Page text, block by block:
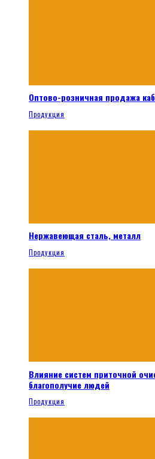
Оптово-розничная продажа
Продукция
Нержавеющая сталь, металл
Продукция
Влияние систем приточной
благополучие людей
Продукция